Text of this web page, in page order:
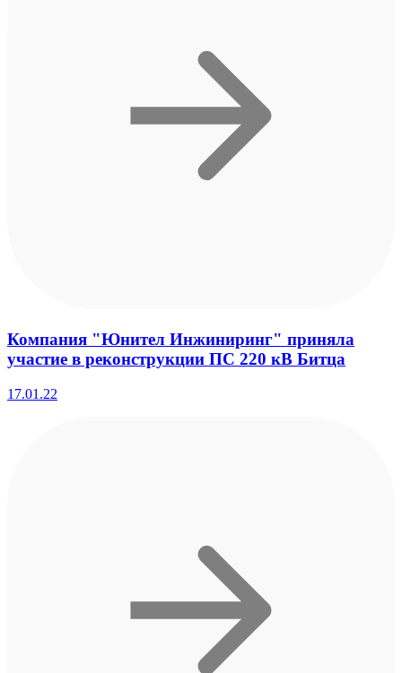
Компания "Юнител Инжиниринг" приняла
участие в реконструкции ПС 220 кВ Битца
17.01.22